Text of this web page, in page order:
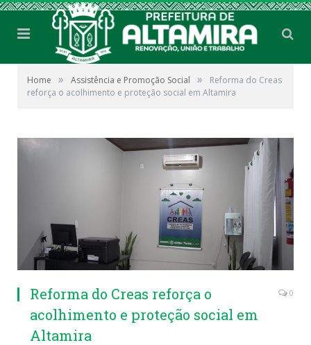
Home » Assistência e Promoção Social »
Reforma do Creas
reforça o acolhimento e proteção social em Altamira
Reforma do Creas reforça o
acolhimento e proteção social em
Altamira
0